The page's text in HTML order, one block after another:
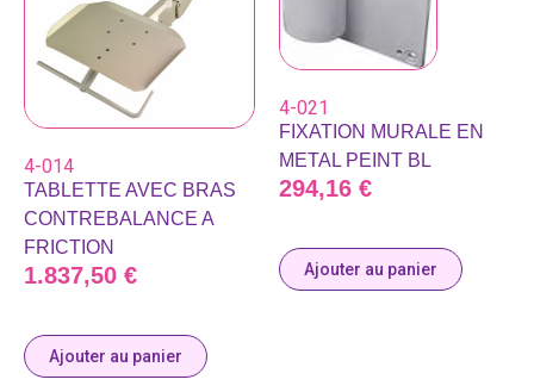
4-014
TABLETTE AVEC BRAS
CONTREBALANCE A
FRICTION
1.837,50 €
Ajouter au panier
4-021
FIXATION MURALE EN
METAL PEINT BL
294,16 €
Ajouter au panier